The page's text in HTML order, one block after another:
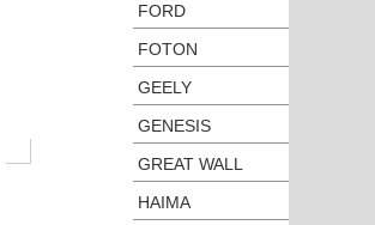
FORD
FOTON
GEELY
GENESIS
GREAT WALL
HAIMA